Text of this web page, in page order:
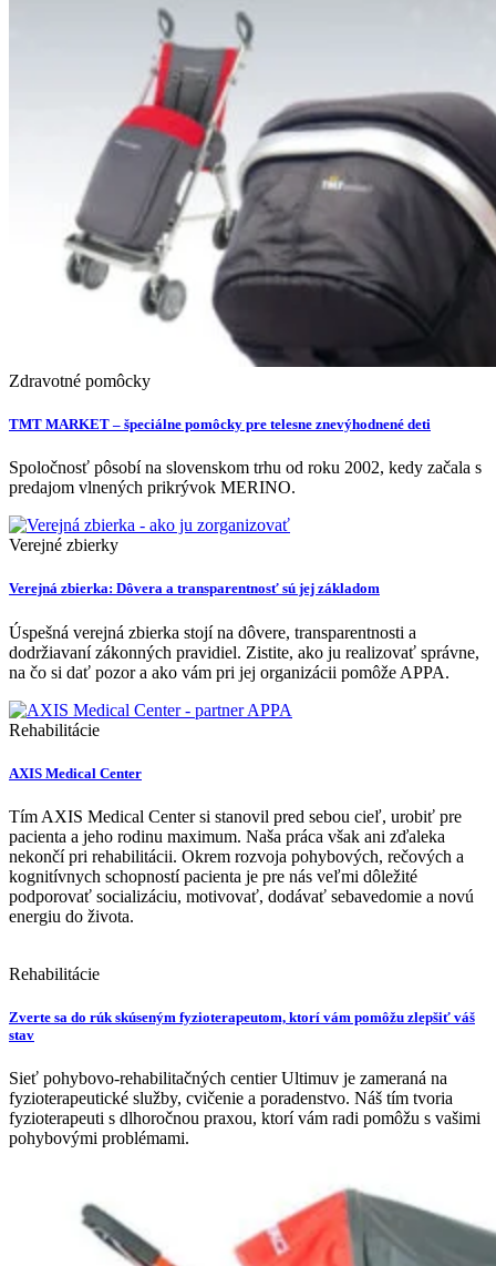
Zdravotné pomôcky
TMT MARKET – špeciálne pomôcky pre telesne znevýhodnené deti
Spoločnosť pôsobí na slovenskom trhu od roku 2002, kedy začala s
predajom vlnených prikrývok MERINO.
Verejné zbierky
Verejná zbierka: Dôvera a transparentnosť sú jej základom
Úspešná verejná zbierka stojí na dôvere, transparentnosti a
dodržiavaní zákonných pravidiel. Zistite, ako ju realizovať správne,
na čo si dať pozor a ako vám pri jej organizácii pomôže APPA.
Rehabilitácie
AXIS Medical Center
Tím AXIS Medical Center si stanovil pred sebou cieľ, urobiť pre
pacienta a jeho rodinu maximum. Naša práca však ani zďaleka
nekončí pri rehabilitácii. Okrem rozvoja pohybových, rečových a
kognitívnych schopností pacienta je pre nás veľmi dôležité
podporovať socializáciu, motivovať, dodávať sebavedomie a novú
energiu do života.
Rehabilitácie
Zverte sa do rúk skúseným fyzioterapeutom, ktorí vám pomôžu zlepšiť váš
stav
Sieť pohybovo-rehabilitačných centier Ultimuv je zameraná na
fyzioterapeutické služby, cvičenie a poradenstvo. Náš tím tvoria
fyzioterapeuti s dlhoročnou praxou, ktorí vám radi pomôžu s vašimi
pohybovými problémami.